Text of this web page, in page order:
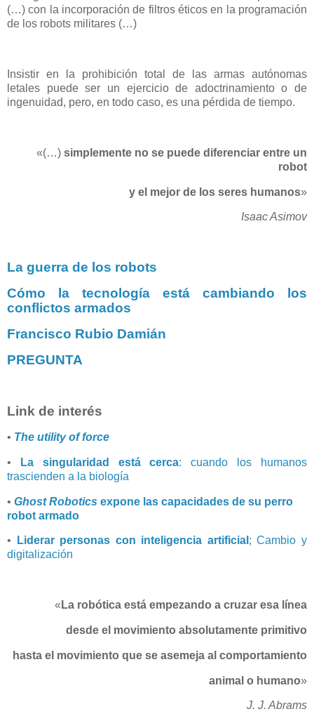
(…) con la incorporación de filtros éticos en la programación
de los robots militares (…)
Insistir en la prohibición total de las armas autónomas
letales puede ser un ejercicio de adoctrinamiento o de
ingenuidad, pero, en todo caso, es una pérdida de tiempo.
«(…) simplemente no se puede diferenciar entre un
robot
y el mejor de los seres humanos»
Isaac Asimov
La guerra de los robots
Cómo la tecnología está cambiando los
conflictos armados
Francisco Rubio Damián
PREGUNTA
Link de interés
• The utility of force
• La singularidad está cerca: cuando los humanos
trascienden a la biología
• Ghost Robotics expone las capacidades de su perro
robot armado
• Liderar personas con inteligencia artificial ; Cambio y
digitalización
« La robótica está empezando a cruzar esa línea
desde el movimiento absolutamente primitivo
hasta el movimiento que se asemeja al comportamiento
animal o humano»
J. J. Abrams